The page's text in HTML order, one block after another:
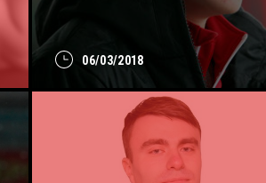
06/03/2018